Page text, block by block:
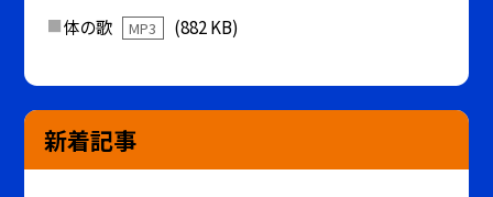
体の歌
MP3 (882 KB)
新着記事